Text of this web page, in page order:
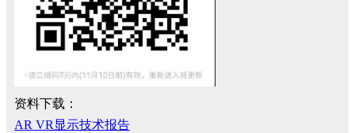
资料下载：
AR VR显示技术报告